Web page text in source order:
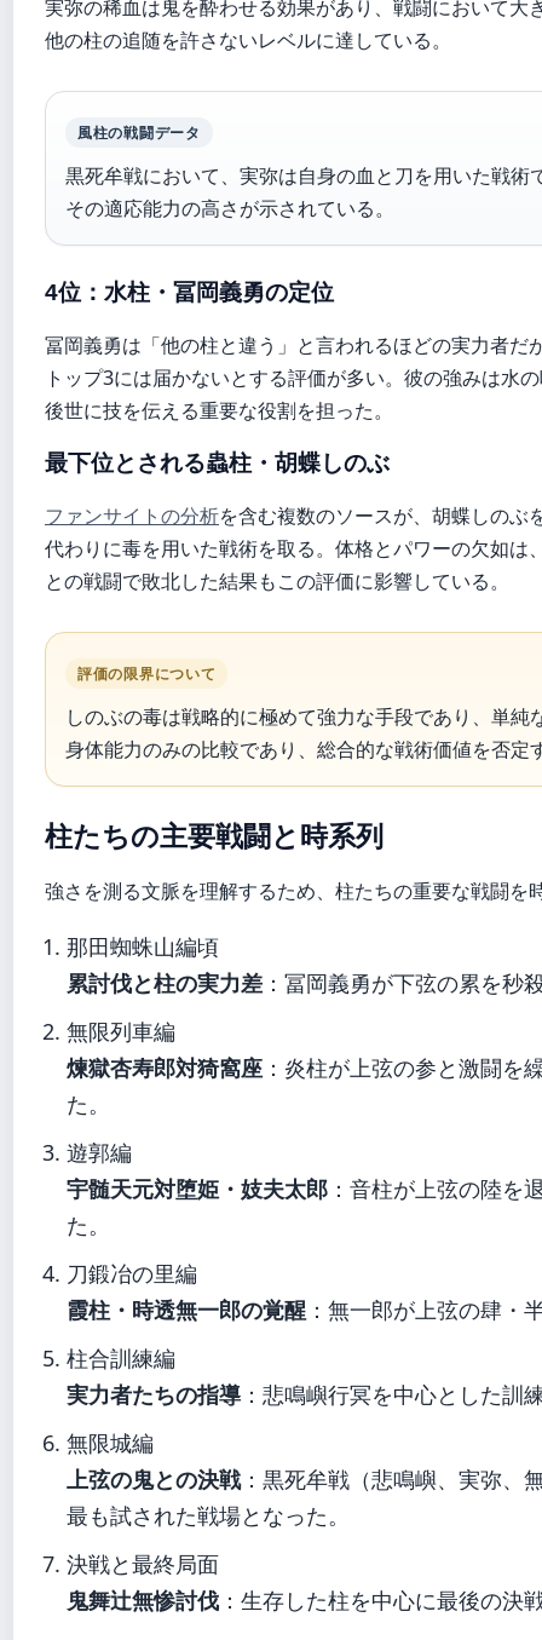
実弥の稀血は鬼を酔わせる効果があり、戦闘において
他の柱の追随を許さないレベルに達している。
風柱の戦闘データ
黒死牟戦において、実弥は自身の血と刀を用いた戦
その適応能力の高さが示されている。
4位：水柱・冨岡義勇の定位
冨岡義勇は「他の柱と違う」と言われるほどの実力者
トップ3には届かないとする評価が多い。彼の強みは水
後世に技を伝える重要な役割を担った。
最下位とされる蟲柱・胡蝶しのぶ
ファンサイトの分析を含む複数のソースが、胡蝶しの
代わりに毒を用いた戦術を取る。体格とパワーの欠如
との戦闘で敗北した結果もこの評価に影響している。
評価の限界について
しのぶの毒は戦略的に極めて強力な手段であり、単
身体能力のみの比較であり、総合的な戦術価値を否定
柱たちの主要戦闘と時系列
強さを測る文脈を理解するため、柱たちの重要な戦闘を
那田蜘蛛山編頃
累討伐と柱の実力差 ：冨岡義勇が下弦の累を
無限列車編
煉獄杏寿郎対猗窩座 ：炎柱が上弦の参と激闘
た。
遊郭編
宇髄天元対堕姫・妓夫太郎 ：音柱が上弦の陸を
た。
刀鍛冶の里編
霞柱・時透無一郎の覚醒 ：無一郎が上弦の肆・
柱合訓練編
実力者たちの指導 ：悲鳴嶼行冥を中心とした訓
無限城編
上弦の鬼との決戦：黒死牟戦（悲鳴嶼、実弥、
最も試された戦場となった。
決戦と最終局面
鬼舞辻無惨討伐 ：生存した柱を中心に最後の